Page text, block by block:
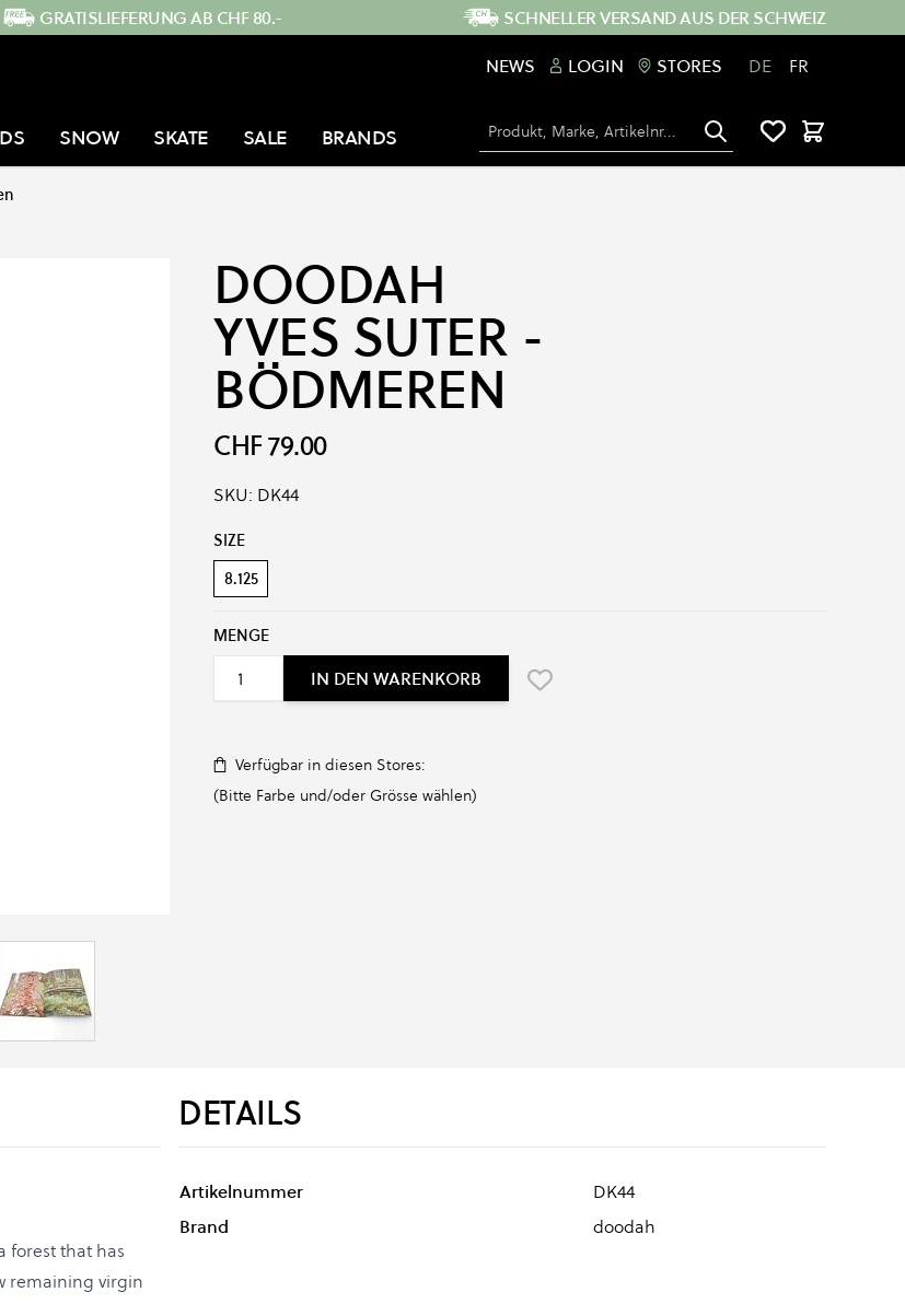
GRATISLIEFERUNG AB CHF 80.-
SCHNELLER VERSAND AUS DER SCHWEIZ
NEWS
LOGIN STORES DE FR
SNOW SKATE SALE BRANDS Suche Warenkorb
DOODAH
YVES SUTER -
BÖDMEREN
CHF 79.00
SKU: DK44
Produkt-Optionen:
SIZE
8.125
MENGE
IN DEN WARENKORB
Verfügbar in diesen Stores:
(Bitte Farbe und/oder Grösse wählen)
forest that has
remaining virgin
DETAILS
Artikelnummer
DK44
Brand
doodah